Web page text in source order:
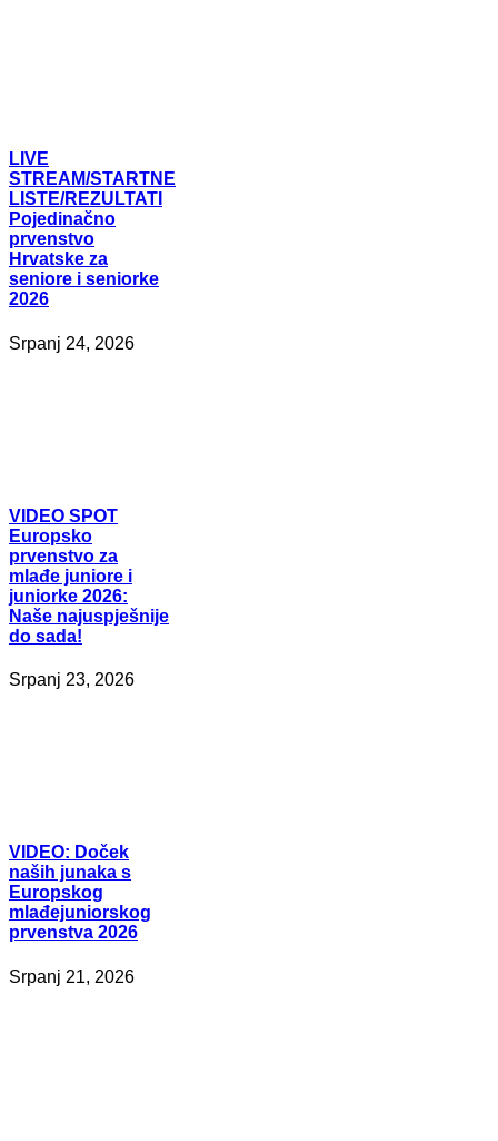
LIVE
STREAM/STARTNE
LISTE/REZULTATI
Pojedinačno
prvenstvo
Hrvatske za
seniore i seniorke
2026
Srpanj 24, 2026
VIDEO SPOT
Europsko
prvenstvo za
mlađe juniore i
juniorke 2026:
Naše najuspješnije
do sada!
Srpanj 23, 2026
VIDEO: Doček
naših junaka s
Europskog
mlađejuniorskog
prvenstva 2026
Srpanj 21, 2026